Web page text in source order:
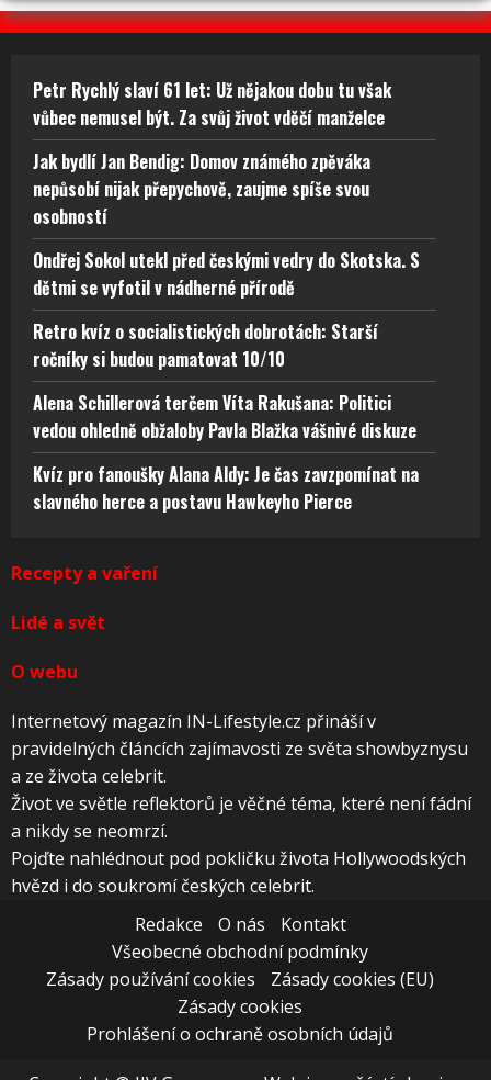
Petr Rychlý slaví 61 let: Už nějakou dobu tu však
vůbec nemusel být. Za svůj život vděčí manželce
Jak bydlí Jan Bendig: Domov známého zpěváka
nepůsobí nijak přepychově, zaujme spíše svou
osobností
Ondřej Sokol utekl před českými vedry do Skotska. S
dětmi se vyfotil v nádherné přírodě
Retro kvíz o socialistických dobrotách: Starší
ročníky si budou pamatovat 10/10
Alena Schillerová terčem Víta Rakušana: Politici
vedou ohledně obžaloby Pavla Blažka vášnivé diskuze
Kvíz pro fanoušky Alana Aldy: Je čas zavzpomínat na
slavného herce a postavu Hawkeyho Pierce
Recepty a vaření
Lidé a svět
O webu
Internetový magazín IN-Lifestyle.cz přináší v
pravidelných článcích zajímavosti ze světa showbyznysu
a ze života celebrit.
Život ve světle reflektorů je věčné téma, které není fádní
a nikdy se neomrzí.
Pojďte nahlédnout pod pokličku života Hollywoodských
hvězd i do soukromí českých celebrit.
Redakce
O nás
Kontakt
Všeobecné obchodní podmínky
Zásady používání cookies
Zásady cookies (EU)
Zásady cookies
Prohlášení o ochraně osobních údajů